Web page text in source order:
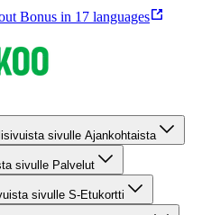
Bonus in 17 languages
sivulle Ajankohtaista
sivulle Palvelut
sivulle S-Etukortti